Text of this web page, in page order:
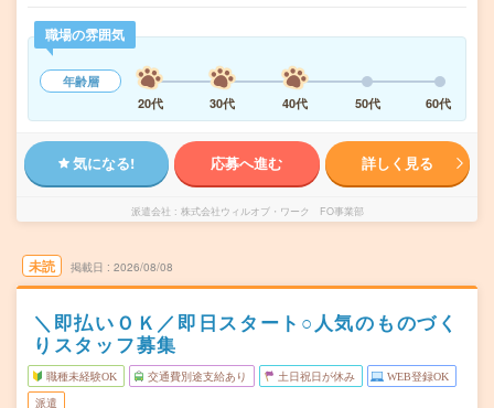
職場の雰囲気
年齢層
20代
30代 40代 50代 60代
気になる! 応募へ進む 詳しく見る
派遣会社 株式会社ウィルオブ・ワーク FO事業部
未読 掲載日 2026/08/08
＼即払いＯＫ／即日スタート○人気のものづく
りスタッフ募集
職種未経験OK 交通費別途支給あり 土日祝日が休み WEB登録OK
派遣